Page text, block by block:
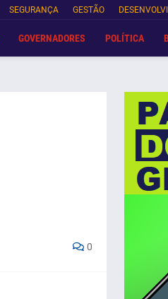
SEGURANÇA GESTÃO
GOVERNADORES POLÍTICA
0